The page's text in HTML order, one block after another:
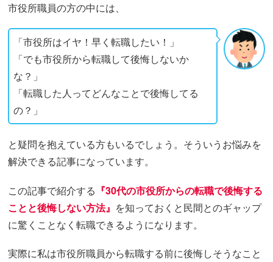
市役所職員の方の中には、
「市役所はイヤ！早く転職したい！」
「でも市役所から転職して後悔しないか
な？」
「転職した人ってどんなことで後悔してる
の？」
と疑問を抱えている方もいるでしょう。そういうお悩みを
解決できる記事になっています。
この記事で紹介する 『30代の市役所からの転職で後悔する
ことと後悔しない方法』 を知っておくと民間とのギャップ
に驚くことなく転職できるようになります。
実際に私は市役所職員から転職する前に後悔しそうなこと